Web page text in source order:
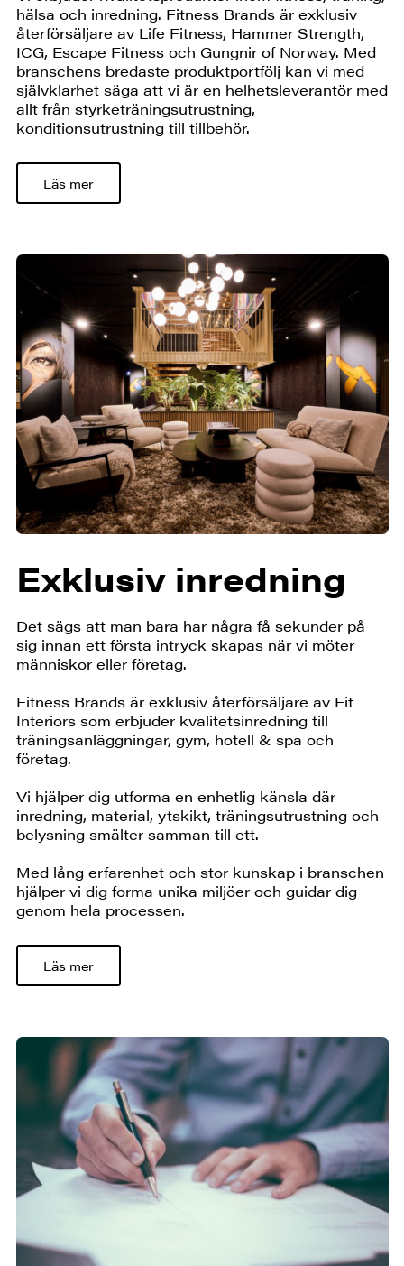
hälsa och inredning. Fitness Brands är exklusiv
återförsäljare av Life Fitness, Hammer Strength,
ICG, Escape Fitness och Gungnir of Norway. Med
branschens bredaste produktportfölj kan vi med
självklarhet säga att vi är en helhetsleverantör med
allt från styrketräningsutrustning,
konditionsutrustning till tillbehör.
Läs mer
Exklusiv inredning
Det sägs att man bara har några få sekunder på
sig innan ett första intryck skapas när vi möter
människor eller företag.
Fitness Brands är exklusiv återförsäljare av Fit
Interiors som erbjuder kvalitetsinredning till
träningsanläggningar, gym, hotell & spa och
företag.
Vi hjälper dig utforma en enhetlig känsla där
inredning, material, ytskikt, träningsutrustning och
belysning smälter samman till ett.
Med lång erfarenhet och stor kunskap i branschen
hjälper vi dig forma unika miljöer och guidar dig
genom hela processen.
Läs mer